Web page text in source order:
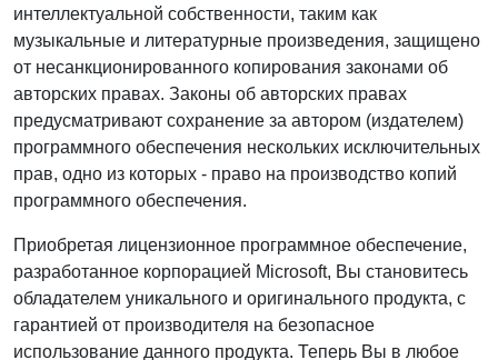
интеллектуальной собственности, таким как
музыкальные и литературные произведения, защищено
от несанкционированного копирования законами об
авторских правах. Законы об авторских правах
предусматривают сохранение за автором (издателем)
программного обеспечения нескольких исключительных
прав, одно из которых - право на производство копий
программного обеспечения.
Приобретая лицензионное программное обеспечение,
разработанное корпорацией Microsoft, Вы становитесь
обладателем уникального и оригинального продукта, с
гарантией от производителя на безопасное
использование данного продукта. Теперь Вы в любое